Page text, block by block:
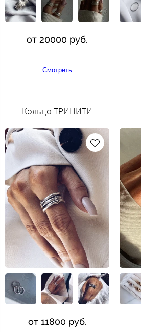
от 20000 руб.
Смотреть
Кольцо ТРИНИТИ
от 11800 руб.